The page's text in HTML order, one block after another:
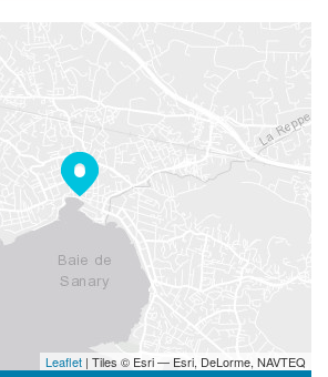
Leaflet | Tiles © Esri — Esri, DeLorme, NAVTEQ